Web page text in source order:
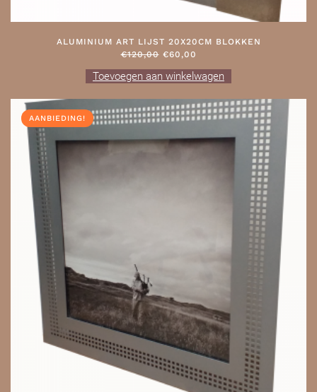
ALUMINIUM ART LIJST 20X20CM BLOKKEN
€120,00 OORSPRONKELIJKE
WAS:
€60,00
IS:
Toevoegen aan winkelwagen
AANBIEDING!